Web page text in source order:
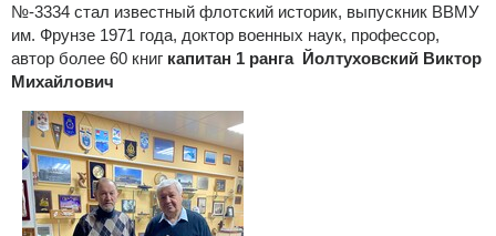
№-3334 стал известный флотский историк, выпускник ВВМУ
им. Фрунзе 1971 года, доктор военных наук, профессор,
автор более 60 книг капитан 1 ранга Йолтуховский Виктор
Михайлович